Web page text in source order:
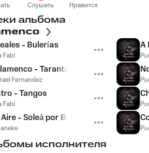
Слушать Нравится
альбома
- Bulerías
Fabi
- Taranta
Fernandez
- Tangos
Fabi
- Soleá por Bulerías
A
исполнителя